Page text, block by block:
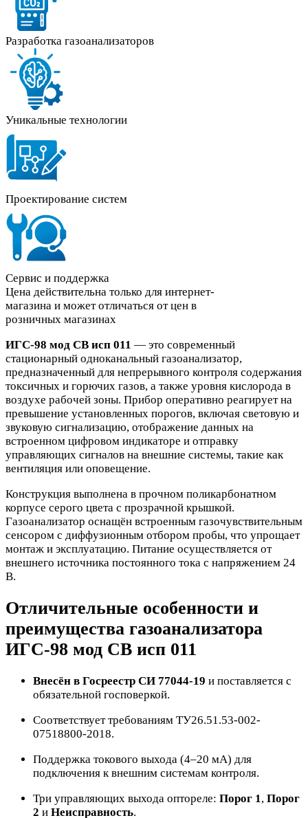
Разработка газоанализаторов
Уникальные технологии
Проектирование систем
Сервис и поддержка
Цена действительна только для интернет-
магазина и может отличаться от цен в
розничных магазинах
ИГС-98 мод СВ исп 011 — это современный
стационарный одноканальный газоанализатор,
предназначенный для непрерывного контроля содержания
токсичных и горючих газов, а также уровня кислорода в
воздухе рабочей зоны. Прибор оперативно реагирует на
превышение установленных порогов, включая световую и
звуковую сигнализацию, отображение данных на
встроенном цифровом индикаторе и отправку
управляющих сигналов на внешние системы, такие как
вентиляция или оповещение.
Конструкция выполнена в прочном поликарбонатном
корпусе серого цвета с прозрачной крышкой.
Газоанализатор оснащён встроенным газочувствительным
сенсором с диффузионным отбором пробы, что упрощает
монтаж и эксплуатацию. Питание осуществляется от
внешнего источника постоянного тока с напряжением 24
В.
Отличительные особенности и
преимущества газоанализатора
ИГС-98 мод СВ исп 011
Внесён в Госреестр СИ 77044-19 и поставляется с
обязательной госповеркой.
Соответствует требованиям ТУ26.51.53-002-
07518800-2018.
Поддержка токового выхода (4–20 мА) для
подключения к внешним системам контроля.
Три управляющих выхода оптореле: Порог 1, Порог
2 и Неисправность.